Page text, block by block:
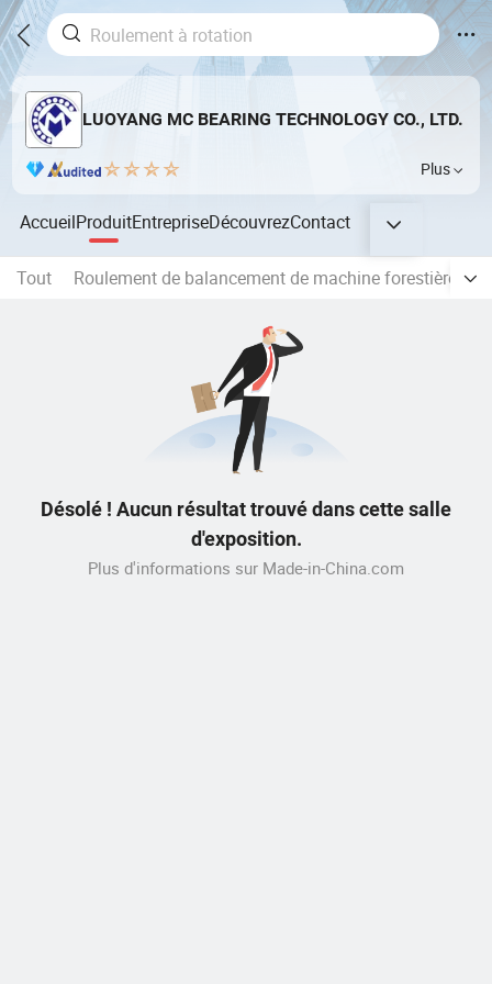
LUOYANG MC BEARING TECHNOLOGY CO., LTD.
Plus
AccueilProduitEntrepriseDécouvrezContact
Tout Roulement de balancement de machine forestière
Désolé ! Aucun résultat trouvé dans cette salle
d'exposition.
Plus d'informations sur Made-in-China.com